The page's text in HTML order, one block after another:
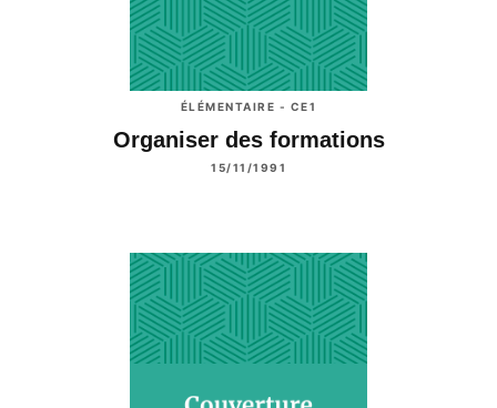
ÉLÉMENTAIRE - CE1
Organiser des formations
15/11/1991